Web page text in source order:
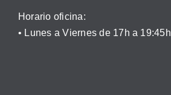
Horario oficina:
• Lunes a Viernes de 17h a 19:45h